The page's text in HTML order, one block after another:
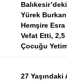
Yürek
Hemşire
Vefat Etti, 2,5
Çocuğu
27